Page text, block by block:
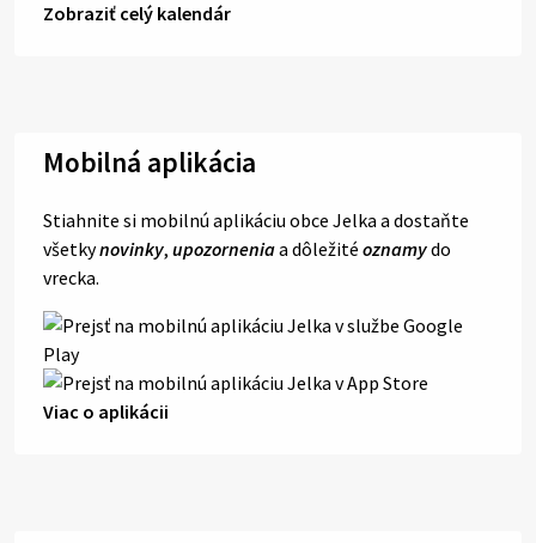
Zobraziť celý kalendár
Mobilná aplikácia
Stiahnite si mobilnú aplikáciu obce Jelka a dostaňte
všetkynovinky, upozorneniaa dôležité oznamydo
vrecka.
Viac o aplikácii